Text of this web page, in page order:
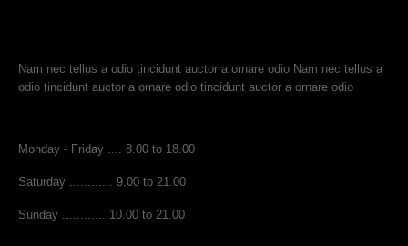
Nam nec tellus a odio tincidunt auctor a ornare odio Nam nec tellus a
odio tincidunt auctor a ornare odio tincidunt auctor a ornare odio
Monday - Friday .... 8.00 to 18.00
Saturday ............ 9.00 to 21.00
Sunday ............ 10.00 to 21.00